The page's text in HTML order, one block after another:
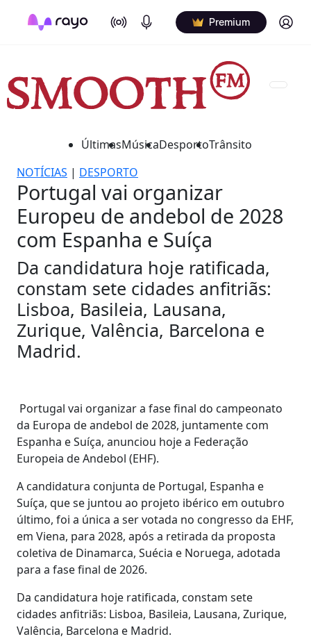
On Air Podcasts Premium Log in
ÚltimasMúsicaDesportoTrânsito
NOTÍCIAS | DESPORTO
Portugal vai organizar
Europeu de andebol de 2028
com Espanha e Suíça
Da candidatura hoje ratificada,
constam sete cidades anfitriãs:
Lisboa, Basileia, Lausana,
Zurique, Valência, Barcelona e
Madrid.
Portugal vai organizar a fase final do campeonato
da Europa de andebol de 2028, juntamente com
Espanha e Suíça, anunciou hoje a Federação
Europeia de Andebol (EHF).
A candidatura conjunta de Portugal, Espanha e
Suíça, que se juntou ao projeto ibérico em outubro
último, foi a única a ser votada no congresso da EHF,
em Viena, para 2028, após a retirada da proposta
coletiva de Dinamarca, Suécia e Noruega, adotada
para a fase final de 2026.
Da candidatura hoje ratificada, constam sete
cidades anfitriãs: Lisboa, Basileia, Lausana, Zurique,
Valência, Barcelona e Madrid.